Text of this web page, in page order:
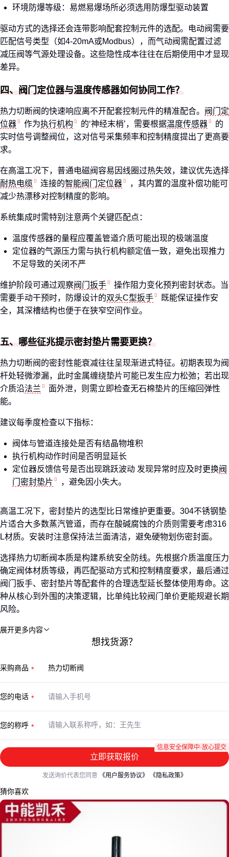
环境防爆等级：易燃易爆场所必须选用防爆型驱动装置
驱动方式的选择还会连带影响配套控制元件的选配。电动阀需要
匹配信号类型（如4-20mA或Modbus），而气动阀需配置过滤
减压阀等气源处理设备。这些隐性成本往往在后期使用中才显现
差异。
四、阀门定位器与温度传感器如何协同工作？
热力切断阀的快速响应离不开配套控制元件的精准配合。 阀门定
位器
作为执行机构 的‘神经末梢’，需要根据温度传感器
的
实时信号调整阀位，这对信号采集频率和控制精度提出了更高要
求。
在高温工况下，普通电磁阀容易因线圈过热失效，建议优先选择
耐热电缆
连接的智能阀门定位器
，其内置的温度补偿功能可
减少热漂移对控制精度的影响。
系统集成时需特别注意两个关键匹配点：
温度传感器的量程应覆盖管道介质可能出现的极端温度
定位器的气源压力需与执行机构额定值一致，避免出现推力
不足导致的关闭不严
维护阶段可通过观察阀门扳手
操作阻力变化预判密封状态。当
需要手动干预时，防爆设计的双头C型扳手
既能保证操作安
全，其深槽结构也便于在狭窄空间作业。
五、哪些征兆提示密封垫片需要更换？
热力切断阀的密封性能衰减往往呈现渐进式特征。初期表现为阀
杆处轻微渗漏，此时金属缠绕垫片可能已发生应力松弛；若出现
介质沿法兰
面外泄，则需立即检查无石棉垫片的压缩回弹性
能。
建议每季度检查以下指标：
阀体与管道连接处是否有结晶物堆积
执行机构动作时间是否明显延长
定位器反馈信号是否出现跳跃波动 发现异常时应及时更换阀
门密封垫片
，避免因小失大。
高温工况下，密封垫片的选型比日常维护更重要。304不锈钢垫
片适合大多数蒸汽管道，而存在酸碱腐蚀的介质则需要考虑316
L材质。安装时注意保持法兰面清洁，避免硬物划伤密封面。
选择热力切断阀本质是构建系统安全防线。先根据介质温度压力
确定阀体材质等级，再匹配驱动方式和控制精度要求，最后通过
阀门扳手、密封垫片等配套件的合理选型延长整体使用寿命。这
种从核心到外围的决策逻辑，比单纯比较阀门单价更能规避长期
风险。
展开更多内容
想找货源？
采购商品
您的电话
您的称呼
立即获取报价
信息安全保障中·放心提交
发送询价代表您同意 《用户服务协议》 《隐私政策》
猜你喜欢